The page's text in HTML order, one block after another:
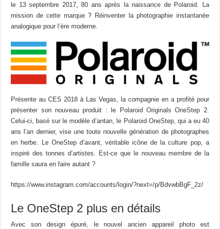
le 13 septembre 2017, 80 ans après la naissance de Polaroid. La
mission de cette marque ? Réinventer la photographie instantanée
analogique pour l’ère moderne.
Présente au CES 2018 à Las Vegas, la compagnie en a profité pour
présenter son nouveau produit : le Polaroid Originals OneStep 2.
Celui-ci, basé sur le modèle d’antan, le Polaroid OneStep, qui a eu 40
ans l’an dernier, vise une toute nouvelle génération de photographes
en herbe. Le OneStep d’avant, véritable icône de la culture pop, a
inspiré des tonnes d’artistes. Est-ce que le nouveau membre de la
famille saura en faire autant ?
https://www.instagram.com/accounts/login/?next=/p/BdvwbBgF_2z/
Le OneStep 2 plus en détails
Avec son design épuré, le nouvel ancien appareil photo est